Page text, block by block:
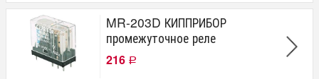
MR-203D КИППРИБОР
промежуточное реле
216 Р